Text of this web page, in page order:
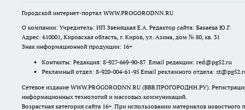
Городской интернет-портал WWW.PROGORODNN.RU
О компании: Учредитель: ИП Звеняцкая Е.А. Редактор сайта: Бакаева Ю.Г.
Адрес: 610001, Кировская область, г. Киров, ул. Азина, дом № 80, кв. 31
Знак информационной продукции: 16+
Контакты: Редакция: 8-927-669-90-87 Email редакции: red@pg52.ru
Рекламный отдел: 8-920-004-61-95 Email рекламного отдела:
Сетевое издание WWW.PROGORODNN.RU (ВВВ.ПРОГОРОДНН.РУ).
информационных технологий и массовых коммуникаций.
Возрастная категория сайта 16+. При использовании материалов